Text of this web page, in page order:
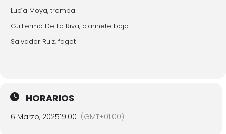
Lucía Moya, trompa
Guillermo De La Riva, clarinete bajo
Salvador Ruiz, fagot
HORARIOS
6 Marzo, 202519:00 (GMT+01:00)